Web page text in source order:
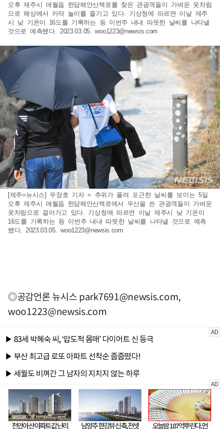
오후 제주시 애월읍 한담해안산책로를 찾은 관광객들이 가벼운 옷차림
으로 해상에서 카약 놀이를 즐기고 있다. 기상청에 따르면 이날 제주
시 낮 기온이 16도를 기록하는 등 이번주 내내 따뜻한 날씨를 나타낼
것으로 예측됐다. 2023.03.05.woo1223@newsis.com
[제주=뉴시스] 우장호 기자 = 추위가 풀려 포근한 날씨를 보이는 5일
오후 제주시 애월읍 한담해안산책로에서 우산을 쓴 관광객들이 가벼운
옷차림으로 걸어가고 있다. 기상청에 따르면 이날 제주시 낮 기온이
16도를 기록하는 등 이번주 내내 따뜻한 날씨를 나타낼 것으로 예측
됐다. 2023.03.05.woo1223@newsis.com
◎공감언론 뉴시스park7691@newsis.com,
woo1223@newsis.com